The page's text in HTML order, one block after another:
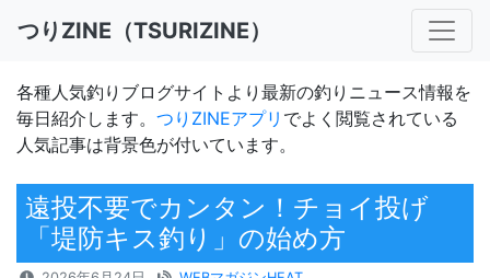
つりZINE（TSURIZINE）
各種人気釣りブログサイトより最新の釣りニュース情報を
毎日紹介します。 つりZINEアプリ でよく閲覧されている
人気記事は背景色が付いています。
遠投不要でカンタン！チョイ投げ
「堤防キス釣り」の始め方